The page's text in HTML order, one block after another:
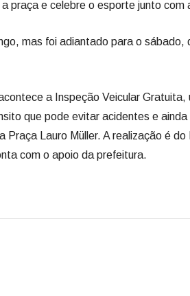
praça e celebre o esporte junto com
mas foi adiantado para o sábado,
a Inspeção Veicular Gratuita,
que pode evitar acidentes e ainda
Praça Lauro Müller. A realização é do
com o apoio da prefeitura.